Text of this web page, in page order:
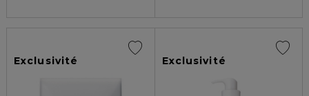
Exclusivité Exclusivité